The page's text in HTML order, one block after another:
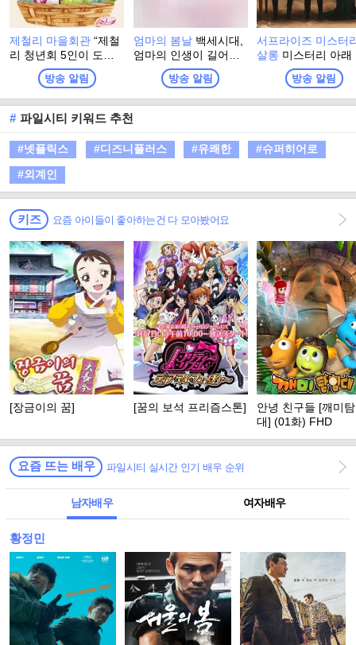
제철리 마을회관“제철
리 청년회 5인이 도시
의 재능을 나누고 시골
의 정을 받으며, 오늘을
가장 빛나는 ‘제철’로 만
들어가는 1박 2일 지역
상생 리얼 버라이어티!”
방송 알림
엄마의 봄날 백세시대,
엄마의 인생이 길어진
다. 백세시대에 발맞춘
엄마의 행복 수명. 오
직, <엄마의 봄날> 재능
은 제쳐놓았던 엄마. 엄
마라는 이름으로 한평
춘이지만 몸은 청춘이
지 못한 엄마를 위해 그
들이 뭉쳤다!
방송 알림
서프라이즈 미스터
살롱 미스터리 아래
겨진 진실을 찾아서
몰입 유발, 순도
리얼 스토리텔링 토
방송 알림
# 파일시티 키워드 추천
#넷플릭스 #디즈니플러스 #유쾌한
#슈퍼히어로
#외계인
키즈 요즘 아이들이 좋아하는건 다 모아봤어요
[장금이의 꿈] [꿈의 보석 프리즘스톤]
안녕 친구들 [깨미
대] (01화) FHD
요즘 뜨는 배우 파일시티 실시간 인기 배우 순위
남자배우 여자배우
황정민